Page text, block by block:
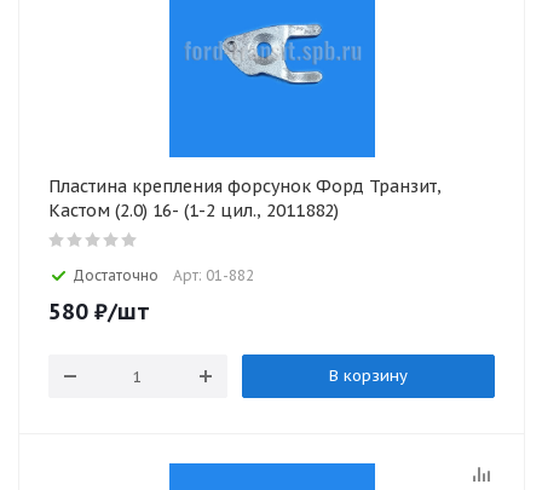
Пластина крепления форсунок Форд Транзит,
Кастом (2.0) 16- (1-2 цил., 2011882)
Достаточно Арт: 01-882
580 ₽/шт
В корзину